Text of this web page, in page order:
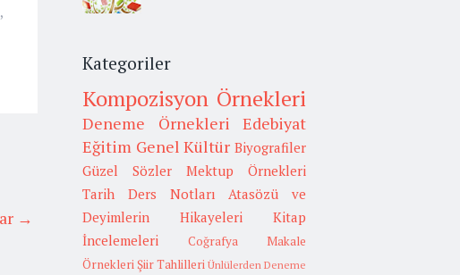
,
→
Kategoriler
Kompozisyon Örnekleri
Deneme Örnekleri
Edebiyat
Eğitim Genel Kültür Biyografiler
Güzel Sözler
Mektup Örnekleri
Tarih
Ders Notları
Atasözü ve
Deyimlerin Hikayeleri
Kitap
İncelemeleri
Coğrafya
Makale
Örnekleri Şiir Tahlilleri Ünlülerden Deneme